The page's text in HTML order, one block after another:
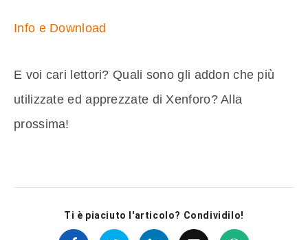
Info e Download
E voi cari lettori? Quali sono gli addon che più
utilizzate ed apprezzate di Xenforo? Alla
prossima!
Ti è piaciuto l'articolo? Condividilo!